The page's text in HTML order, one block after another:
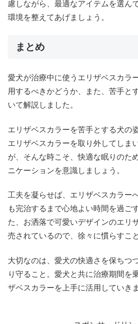
慮しながら、最適なアイテムを選ん
環境を整えてあげましょう。
まとめ
愛犬が治療中に使うエリザベスカラ
用するべきかどうか、また、苦手と
いて解説しました。
エリザベスカラーを苦手とする犬の
エリザベスカラーを取り外してしま
が、そんな時こそ、快適な眠りのた
ニケーションを意識しましょう。
工夫を凝らせば、エリザベスカラー
も完治するまで心地よい時間を過ご
た、お洒落で可愛いデザインのエリ
売されているので、徐々に慣らすこ
大切なのは、愛犬の快適さを保ちつ
り守ること。愛犬と共に治療期間を
ザベスカラーを上手に活用していき